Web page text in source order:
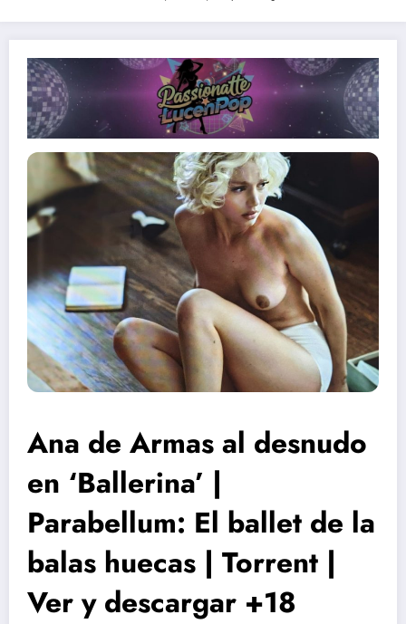
Ana de Armas al desnudo
en ‘Ballerina’ |
Parabellum: El ballet de la
balas huecas | Torrent |
Ver y descargar +18